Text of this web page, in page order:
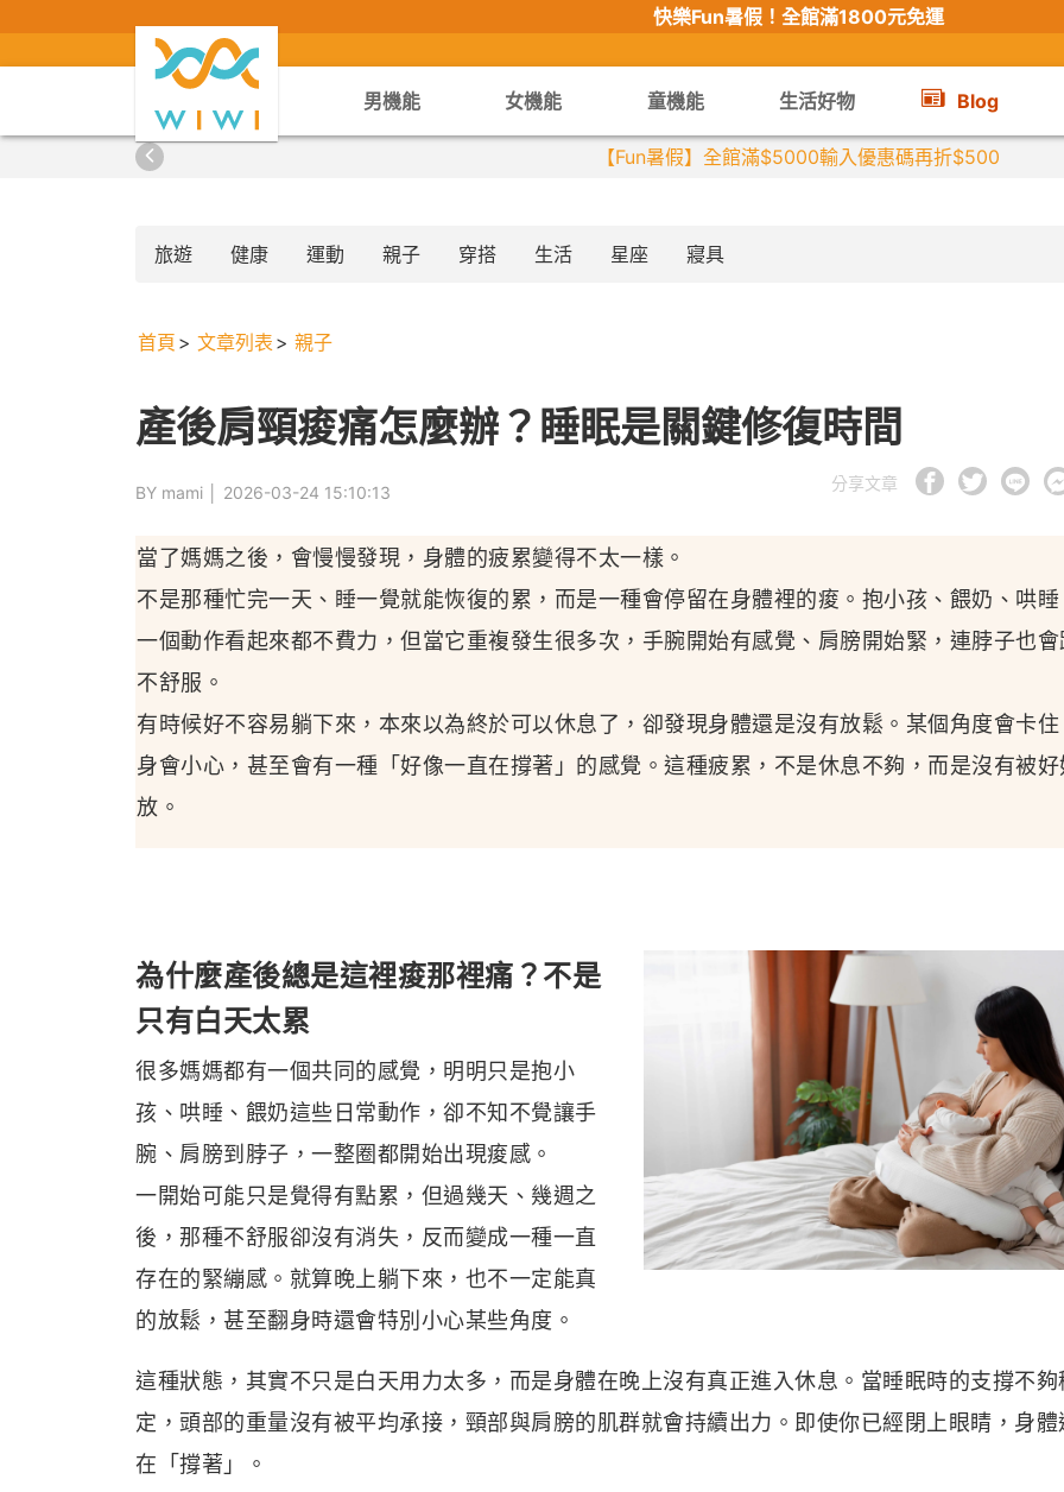
快樂Fun暑假！ 全館滿1800元免運
男機能 女機能 童機能 生活好物 Blog
【Fun暑假】全館滿$5000輸入優惠碼再折$500
旅遊 健康 運動 親子 穿搭 生活 星座 寢具
首頁 文章列表 親子
產後肩頸痠痛怎麼辦？睡眠是關鍵修復時間
BY mami │ 2026-03-24 15:10:13 分享文章
當了媽媽之後，會慢慢發現，身體的疲累變得不太一樣。
不是那種忙完一天、睡一覺就能恢復的累，而是一種會停留在身體裡的痠。抱小孩、餵奶、哄
一個動作看起來都不費力，但當它重複發生很多次，手腕開始有感覺、肩膀開始緊，連脖子也
不舒服。
有時候好不容易躺下來，本來以為終於可以休息了，卻發現身體還是沒有放鬆。某個角度會卡
身會小心，甚至會有一種「好像一直在撐著」的感覺。這種疲累，不是休息不夠，而是沒有被
放。
為什麼產後總是這裡痠那裡痛？不是
只有白天太累
很多媽媽都有一個共同的感覺，明明只是抱小
孩、哄睡、餵奶這些日常動作，卻不知不覺讓手
腕、肩膀到脖子，一整圈都開始出現痠感。
一開始可能只是覺得有點累，但過幾天、幾週之
後，那種不舒服卻沒有消失，反而變成一種一直
存在的緊繃感。就算晚上躺下來，也不一定能真
的放鬆，甚至翻身時還會特別小心某些角度。
這種狀態，其實不只是白天用力太多，而是身體在晚上沒有真正進入休息。當睡眠時的支撐不夠
定，頭部的重量沒有被平均承接，頸部與肩膀的肌群就會持續出力。即使你已經閉上眼睛，身體
在「撐著」。